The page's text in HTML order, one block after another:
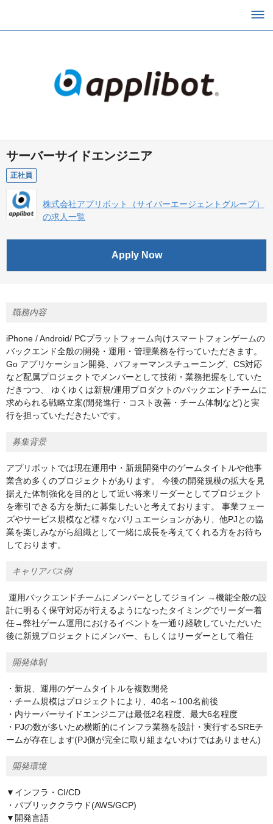
サーバーサイドエンジニア
正社員
株式会社アプリボット（サイバーエージェントグループ）
の求人一覧
Apply Now
職務内容
iPhone / Android/ PCプラットフォーム向けスマートフォンゲームの
バックエンド全般の開発・運用・管理業務を行っていただきます。
Go アプリケーション開発、パフォーマンスチューニング、CS対応
など配属プロジェクトでメンバーとして技術・業務把握をしていた
だきつつ、 ゆくゆくは新規/運用プロダクトのバックエンドチームに
求められる戦略立案(開発進行・コスト改善・チーム体制など)と実
行を担っていただきたいです。
募集背景
アプリボットでは現在運用中・新規開発中のゲームタイトルや他事
業含め多くのプロジェクトがあります。 今後の開発規模の拡大を見
据えた体制強化を目的として近い将来リーダーとしてプロジェクト
を牽引できる方を新たに募集したいと考えております。 事業フェー
ズやサービス規模など様々なバリュエーションがあり、他PJとの協
業を楽しみながら組織として一緒に成長を考えてくれる方をお待ち
しております。
キャリアパス例
運用バックエンドチームにメンバーとしてジョイン →機能全般の設
計に明るく保守対応が行えるようになったタイミングでリーダー着
任→弊社ゲーム運用におけるイベントを一通り経験していただいた
後に新規プロジェクトにメンバー、もしくはリーダーとして着任
開発体制
・新規、運用のゲームタイトルを複数開発
・チーム規模はプロジェクトにより、40名～100名前後
・内サーバーサイドエンジニアは最低2名程度、最大6名程度
・PJの数が多いため横断的にインフラ業務を設計・実行するSREチ
ームが存在します(PJ側が完全に取り組まないわけではありません)
開発環境
▼インフラ・CI/CD
・パブリッククラウド(AWS/GCP)
▼開発言語